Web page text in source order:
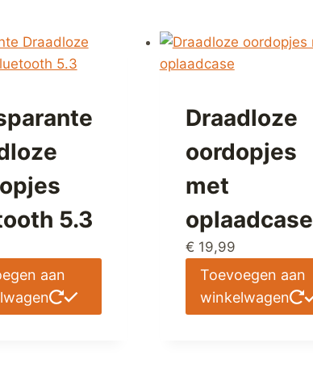
5.3
aan
Draadloze
oordopjes
met
oplaadcase
€ 19,99
Toevoegen aan
winkelwagen